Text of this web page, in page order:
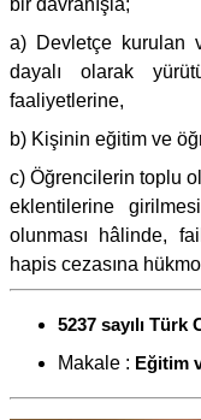
bir davranışla;
a) Devletçe kurulan
dayalı olarak
faaliyetlerine,
b) Kişinin eğitim ve
c) Öğrencilerin toplu
eklentilerine
olunması hâlinde,
hapis cezasına
5237 sayılı
Makale : Eğitim